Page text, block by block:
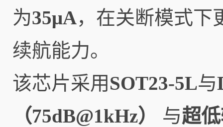
为35μA，在关断模式下
续航能力。
该芯片采用 SOT23-5L与
（75dB@1kHz）
与超